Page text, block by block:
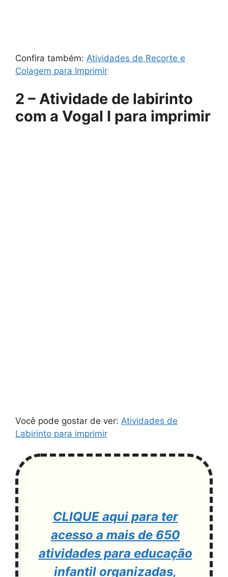
Confira também: Atividades de Recorte e
Colagem para Imprimir
2 – Atividade de labirinto
com a Vogal I para imprimir
Você pode gostar de ver: Atividades de
Labirinto para imprimir
CLIQUE aqui para ter
acesso a mais de 650
atividades para educação
infantil organizadas,